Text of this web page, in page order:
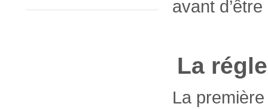
avant
La
La